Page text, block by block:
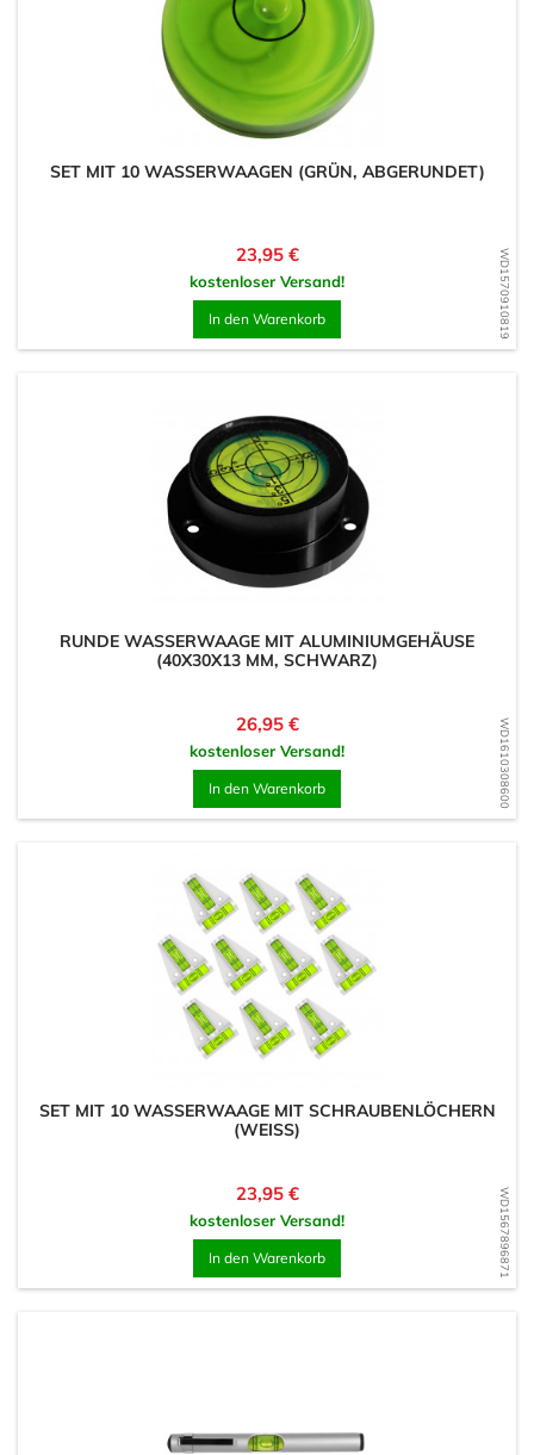
WD1570910819
SET MIT 10 WASSERWAAGEN (GRÜN, ABGERUNDET)
Preis
23,95 €
kostenloser Versand!
In den Warenkorb
WD1610308600
RUNDE WASSERWAAGE MIT ALUMINIUMGEHÄUSE
(40X30X13 MM, SCHWARZ)
Preis
26,95 €
kostenloser Versand!
In den Warenkorb
WD1567896871
SET MIT 10 WASSERWAAGE MIT SCHRAUBENLÖCHERN
(WEISS)
Preis
23,95 €
kostenloser Versand!
In den Warenkorb